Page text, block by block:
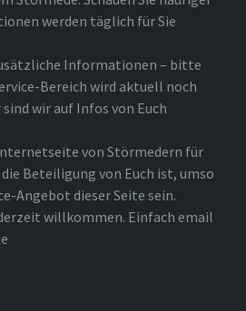
werden täglich für Sie
Informationen – bitte
Bereich wird aktuell noch
wir auf Infos von Euch
von Störmedern für
Beteiligung von Euch ist, umso
Angebot dieser Seite sein.
willkommen. Einfach email